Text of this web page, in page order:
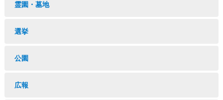
霊園・墓地
選挙
公園
広報